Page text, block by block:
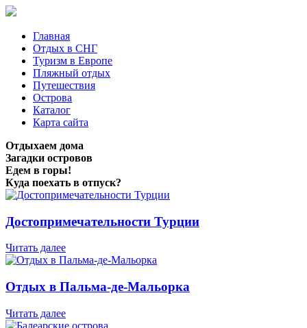
Главная
Отдых в СНГ
Туризм в Европе
Пляжный отдых
Путешествия
Острова
Каталог
Карта сайта
Отдыхаем дома
Загадки островов
Едем в горы!
Куда поехать в отпуск?
Достопримечательности Турции
Читать далее
Отдых в Пальма-де-Мальорка
Читать далее